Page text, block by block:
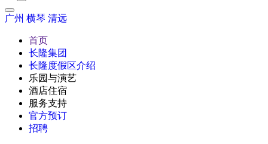
广州 横琴 清远
首页
长隆集团
长隆度假区介绍
乐园与演艺
酒店住宿
服务支持
官方预订
招聘